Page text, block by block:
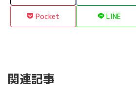
Pocket LINE
関連記事